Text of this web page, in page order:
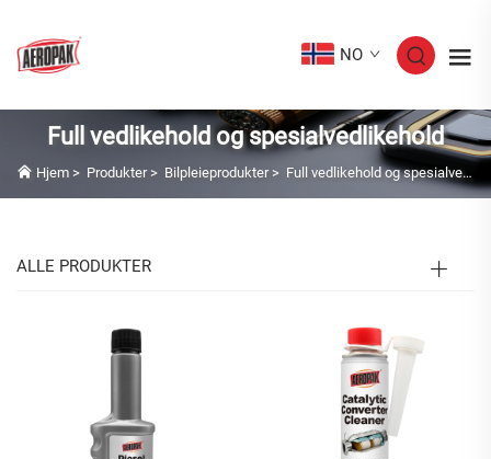
NO
Full vedlikehold og spesialvedlikehold
Hjem > Produkter> Bilpleieprodukter> Full vedlikehold og spesialvedlikehold
ALLE PRODUKTER